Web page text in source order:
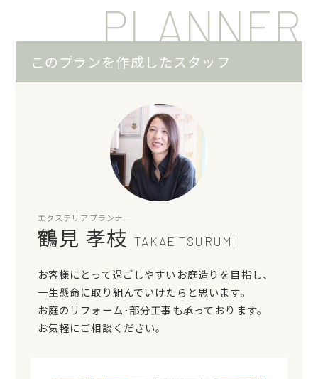
PLANNER
このプランを作成したスタッフ
エクステリアプランナー
鶴見 孝枝 TAKAE TSURUMI
お客様にとって過ごしやすいお庭造りを目指し、
一生懸命に取り組んでいけたらと思います。
お庭のリフォーム･部分工事も承っております。
お気軽にご相談ください。